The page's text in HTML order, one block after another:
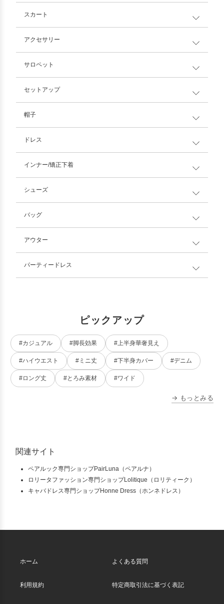
スカート
アクセサリー
サロペット
セットアップ
帽子
ドレス
インナー/矯正下着
シューズ
バッグ
アウター
パーティードレス
ピックアップ
#カジュアル #脚長効果 #上半身華奢見え
#ハイウエスト #ミニ丈 #下半身カバー #デニム
#ロング丈 #とろみ素材 #ワイド
→ もっとみる
関連サイト
ペアルック専門ショップPairLuna（ペアルナ）
ロリータファッション専門ショップLolitique（ロリティーク）
キャバドレス専門ショップHonne Dress（ホンネドレス）
ホーム よくある質問
利用規約 特定商取引法に基づく表記